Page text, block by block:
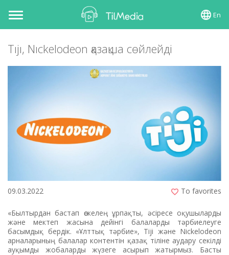
Toggle
navigation
En
Tıjı, Nıckelodeon қазақша сөйлейді
09.03.2022 To favorites
«Былтырдан бастап өскелең ұрпақты, әсіресе оқушыларды
және мектеп жасына дейінгі балаларды тәрбиелеуге
басымдық бердік. «Ұлттық тәрбие», Tiji және Nickelodeon
арналарының балалар контентін қазақ тіліне аудару секілді
ауқымды жобаларды жүзеге асырып жатырмыз. Басты